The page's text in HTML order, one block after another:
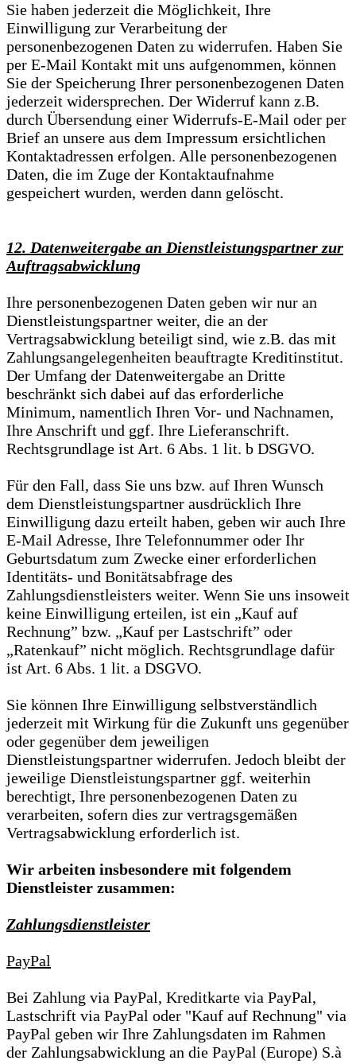
Sie haben jederzeit die Möglichkeit, Ihre
Einwilligung zur Verarbeitung der
personenbezogenen Daten zu widerrufen. Haben Sie
per E-Mail Kontakt mit uns aufgenommen, können
Sie der Speicherung Ihrer personenbezogenen Daten
jederzeit widersprechen. Der Widerruf kann z.B.
durch Übersendung einer Widerrufs-E-Mail oder per
Brief an unsere aus dem Impressum ersichtlichen
Kontaktadressen erfolgen. Alle personenbezogenen
Daten, die im Zuge der Kontaktaufnahme
gespeichert wurden, werden dann gelöscht.
12. Datenweitergabe an Dienstleistungspartner zur
Auftragsabwicklung
Ihre personenbezogenen Daten geben wir nur an
Dienstleistungspartner weiter, die an der
Vertragsabwicklung beteiligt sind, wie z.B. das mit
Zahlungsangelegenheiten beauftragte Kreditinstitut.
Der Umfang der Datenweitergabe an Dritte
beschränkt sich dabei auf das erforderliche
Minimum, namentlich Ihren Vor- und Nachnamen,
Ihre Anschrift und ggf. Ihre Lieferanschrift.
Rechtsgrundlage ist Art. 6 Abs. 1 lit. b DSGVO.
Für den Fall, dass Sie uns bzw. auf Ihren Wunsch
dem Dienstleistungspartner ausdrücklich Ihre
Einwilligung dazu erteilt haben, geben wir auch Ihre
E-Mail Adresse, Ihre Telefonnummer oder Ihr
Geburtsdatum zum Zwecke einer erforderlichen
Identitäts- und Bonitätsabfrage des
Zahlungsdienstleisters weiter. Wenn Sie uns insoweit
keine Einwilligung erteilen, ist ein „Kauf auf
Rechnung” bzw. „Kauf per Lastschrift” oder
„Ratenkauf” nicht möglich. Rechtsgrundlage dafür
ist Art. 6 Abs. 1 lit. a DSGVO.
Sie können Ihre Einwilligung selbstverständlich
jederzeit mit Wirkung für die Zukunft uns gegenüber
oder gegenüber dem jeweiligen
Dienstleistungspartner widerrufen. Jedoch bleibt der
jeweilige Dienstleistungspartner ggf. weiterhin
berechtigt, Ihre personenbezogenen Daten zu
verarbeiten, sofern dies zur vertragsgemäßen
Vertragsabwicklung erforderlich ist.
Wir arbeiten insbesondere mit folgendem
Dienstleister zusammen:
Zahlungsdienstleister
PayPal
Bei Zahlung via PayPal, Kreditkarte via PayPal,
Lastschrift via PayPal oder "Kauf auf Rechnung" via
PayPal geben wir Ihre Zahlungsdaten im Rahmen
der Zahlungsabwicklung an die PayPal (Europe) S.à